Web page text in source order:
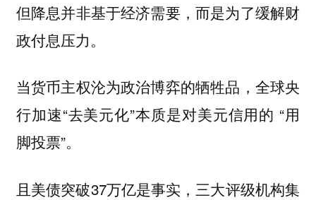
但降息并非基于经济需要，而是为了缓解财
政付息压力。
当货币主权沦为政治博弈的牺牲品，全球央
行加速“去美元化”本质是对美元信用的 “用
脚投票”。
且美债突破37万亿是事实，三大评级机构集